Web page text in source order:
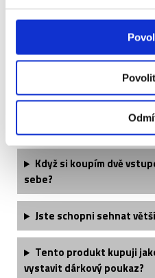
Často kladené otázky:
Je termín utkání finálně
Jaké si mohu vzít
Když si koupím dvě
sebe?
Jste schopni sehnat
Tento produkt kupuji
vystavit dárkový poukaz?